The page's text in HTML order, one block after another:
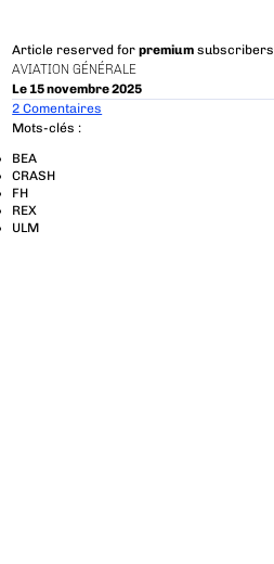
Article reserved forpremium subscribers
AVIATION GÉNÉRALE
Le 15 novembre 2025
2 Comentaires
Mots-clés :
BEA
CRASH
FH
REX
ULM